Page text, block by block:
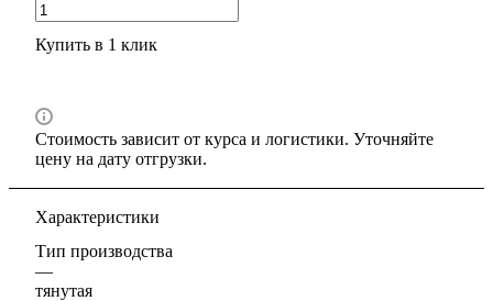
Купить в 1 клик
Стоимость зависит от курса и логистики. Уточняйте
цену на дату отгрузки.
Характеристики
Тип производства
—
тянутая